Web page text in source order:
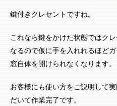
鍵付きクレセントですね。
これなら鍵をかけた状態ではク
なるので仮に手を入れれるほど
窓自体を開けられなくなります。
お客様にも使い方をご説明して
だいて作業完了です。